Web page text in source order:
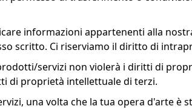
informazioni appartenenti alla
scritto. Ci riserviamo il diritto di
servizi non violerà i diritti di
di proprietà intellettuale di terzi.
una volta che la tua opera d'arte è